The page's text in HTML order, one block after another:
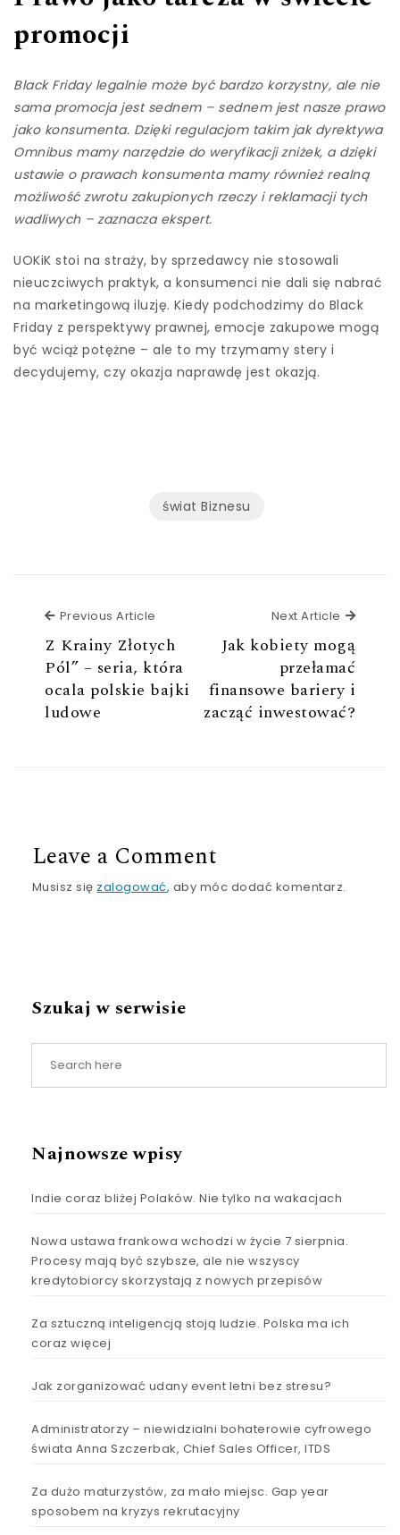
promocji
Black Friday legalnie może być bardzo korzystny, ale nie
sama promocja jest sednem – sednem jest nasze prawo
jako konsumenta. Dzięki regulacjom takim jak dyrektywa
Omnibus mamy narzędzie do weryfikacji zniżek, a dzięki
ustawie o prawach konsumenta mamy również realną
możliwość zwrotu zakupionych rzeczy i reklamacji tych
wadliwych – zaznacza ekspert.
UOKiK stoi na straży, by sprzedawcy nie stosowali
nieuczciwych praktyk, a konsumenci nie dali się nabrać
na marketingową iluzję. Kiedy podchodzimy do Black
Friday z perspektywy prawnej, emocje zakupowe mogą
być wciąż potężne – ale to my trzymamy stery i
decydujemy, czy okazja naprawdę jest okazją.
świat Biznesu
Previous Article
Z Krainy Złotych
Pól” – seria, która
ocala polskie bajki
ludowe
Next Article Next
Jak kobiety mogą
przełamać
finansowe bariery i
zacząć inwestować?
Leave a Comment
Musisz się zalogować, aby móc dodać komentarz.
Szukaj w serwisie
Najnowsze wpisy
Indie coraz bliżej Polaków. Nie tylko na wakacjach
Nowa ustawa frankowa wchodzi w życie 7 sierpnia.
Procesy mają być szybsze, ale nie wszyscy
kredytobiorcy skorzystają z nowych przepisów
Za sztuczną inteligencją stoją ludzie. Polska ma ich
coraz więcej
Jak zorganizować udany event letni bez stresu?
Administratorzy – niewidzialni bohaterowie cyfrowego
świata Anna Szczerbak, Chief Sales Officer, ITDS
Za dużo maturzystów, za mało miejsc. Gap year
sposobem na kryzys rekrutacyjny